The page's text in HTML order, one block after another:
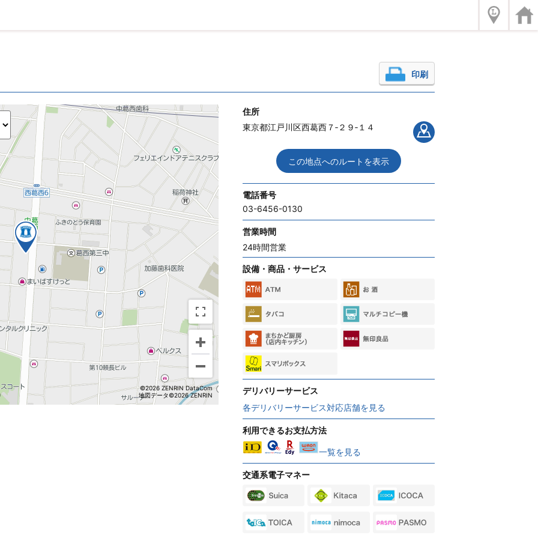
印刷
©2026 ZENRIN DataCom
地図データ©2026 ZENRIN
住所
東京都江戸川区西葛西７‐２９‐１４
この地点へのルートを表示
電話番号
03-6456-0130
営業時間
24時間営業
設備・商品・サービス
デリバリーサービス
各デリバリーサービス対応店舗を見る
利用できるお支払方法
一覧を見る
交通系電子マネー